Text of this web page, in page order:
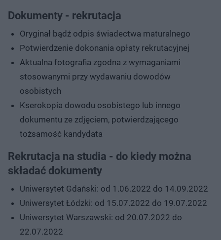
Dokumenty - rekrutacja
Oryginał bądź odpis świadectwa maturalnego
Potwierdzenie dokonania opłaty rekrutacyjnej
Aktualna fotografia zgodna z wymaganiami
stosowanymi przy wydawaniu dowodów
osobistych
Kserokopia dowodu osobistego lub innego
dokumentu ze zdjęciem, potwierdzającego
tożsamość kandydata
Rekrutacja na studia - do kiedy można
składać dokumenty
Uniwersytet Gdański: od 1.06.2022 do 14.09.2022
Uniwersytet Łódzki: od 15.07.2022 do 19.07.2022
Uniwersytet Warszawski: od 20.07.2022 do
22.07.2022